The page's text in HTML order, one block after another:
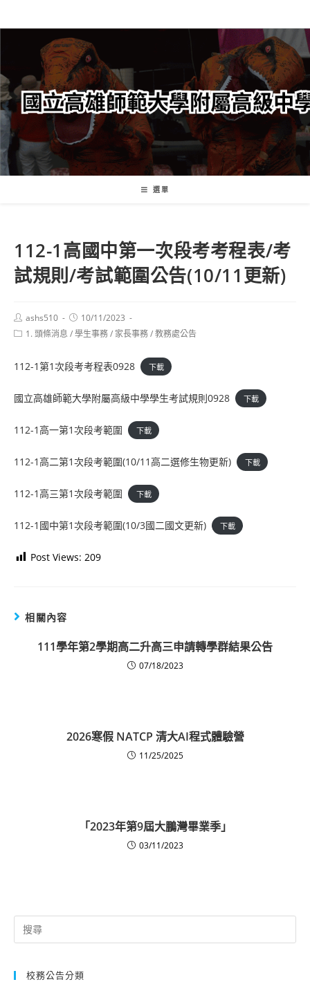
轉
要
內
容
選單
112-1高國中第一次段考考程表/考
試規則/考試範圍公告(10/11更新)
Post
author:
ashs510
Post
published:
10/11/2023
Post1. 頭條消息 /學生事務/ 家長事務/教務處公告
112-1第1次段考考程表0928 下載
國立高雄師範大學附屬高級中學學生考試規則0928 下載
112-1高一第1次段考範圍 下載
112-1高二第1次段考範圍(10/11高二選修生物更新) 下載
112-1高三第1次段考範圍 下載
112-1國中第1次段考範圍(10/3國二國文更新) 下載
Post Views: 209
相關內容
111學年第2學期高二升高三申請轉學群結果公告
07/18/2023
2026寒假 NATCP 清大AI程式體驗營
11/25/2025
「2023年第9屆大鵬灣畢業季」
03/11/2023
Search
for:
校務公告分類